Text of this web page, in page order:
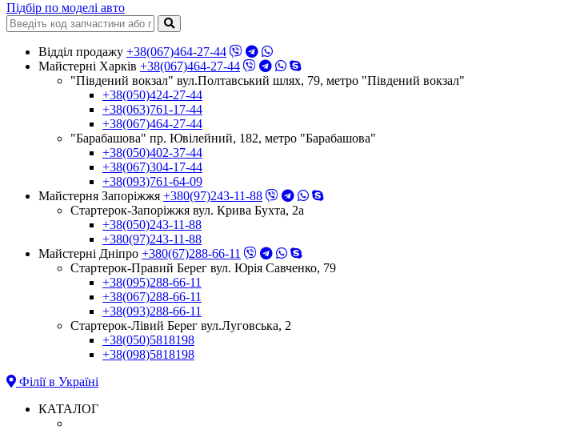
Підбір по моделі авто
Відділ продажу +38(067)464-27-44
Майстерні Харків +38(067)464-27-44
"Південий вокзал" вул.Полтавський шлях, 79, метро "Південий вокзал"
+38(050)424-27-44
+38(063)761-17-44
+38(067)464-27-44
"Барабашова" пр. Ювілейний, 182, метро "Барабашова"
+38(050)402-37-44
+38(067)304-17-44
+38(093)761-64-09
Майстерня Запоріжжя +380(97)243-11-88
Стартерок-Запоріжжя вул. Крива Бухта, 2а
+38(050)243-11-88
+380(97)243-11-88
Майстерні Днiпро +380(67)288-66-11
Стартерок-Правий Берег вул. Юрія Савченко, 79
+38(095)288-66-11
+38(067)288-66-11
+38(093)288-66-11
Стартерок-Лівий Берег вул.Луговська, 2
+38(050)5818198
+38(098)5818198
Філії в Україні
КАТАЛОГ